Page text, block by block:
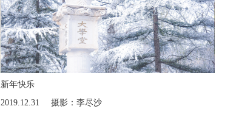
新年快乐
2019.12.31
摄影：李尽沙